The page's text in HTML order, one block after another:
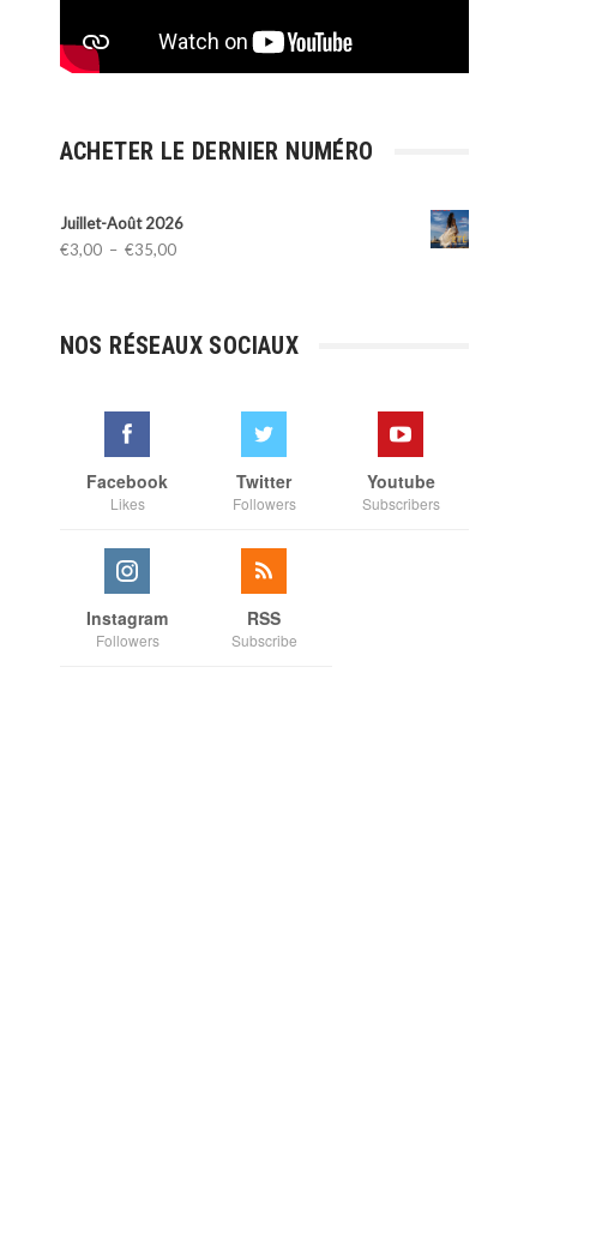
ACHETER LE DERNIER NUMÉRO
Juillet-Août 2026
€3,00 – €35,00Plage
à
NOS RÉSEAUX SOCIAUX
Facebook
Likes
Twitter
Followers
Youtube
Subscribers
Instagram
Followers
RSS
Subscribe